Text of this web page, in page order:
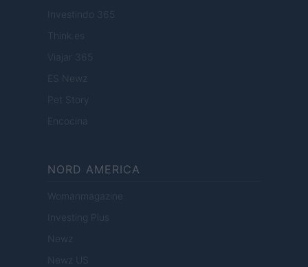
Investindo 365
Think.es
Viajar 365
ES Newz
Pet Story
Encocina
NORD AMERICA
Womanmagazine
Investing Plus
Newz
Newz US